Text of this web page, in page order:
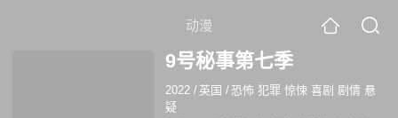
动漫
9号秘事第七季
2022 / 英国 /恐怖 犯罪 惊悚 喜剧 剧情 悬
疑